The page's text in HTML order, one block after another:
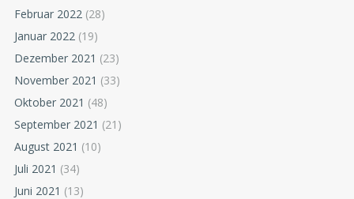
Februar 2022 (28)
Januar 2022 (19)
Dezember 2021 (23)
November 2021 (33)
Oktober 2021 (48)
September 2021 (21)
August 2021 (10)
Juli 2021 (34)
Juni 2021 (13)